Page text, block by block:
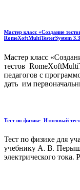
Мастер класс «Создание
RomeXoftMultiTesterSystem
Мастер класс
тестов
педагогов с
дать им
Тест по физике_Итоговый
Тест по физике для
учебнику А. В.
электрического